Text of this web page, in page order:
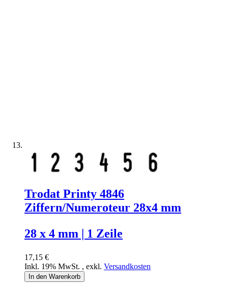
Trodat Printy 4846
Ziffern/Numeroteur 28x4 mm
28 x 4 mm | 1 Zeile
17,15 €
Inkl. 19% MwSt. , exkl. Versandkosten
In den Warenkorb